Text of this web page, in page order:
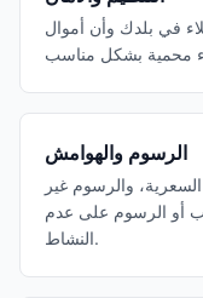
في بلدك وأن أموال
الرسوم والهوامش
والرسوم غير
أو الرسوم على عدم
النشاط.